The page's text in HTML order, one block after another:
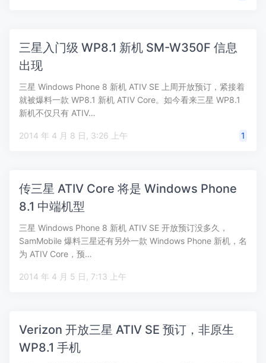
三星入门级 WP8.1 新机 SM-W350F 信息
出现
三星 Windows Phone 8 新机 ATIV SE 上周开放预订，紧接着
就被爆料一款 WP8.1 新机 ATIV Core。如今看来三星 WP8.1
新机不仅只有 ATIV…
2014 年 4 月 8 日, 3:26 上午 1
传三星 ATIV Core 将是 Windows Phone
8.1 中端机型
三星 Windows Phone 8 新机 ATIV SE 开放预订没多久，
SamMobile 爆料三星还有另外一款 Windows Phone 新机，名
为 ATIV Core，预…
2014 年 4 月 5 日, 7:13 上午
Verizon 开放三星 ATIV SE 预订，非原生
WP8.1 手机